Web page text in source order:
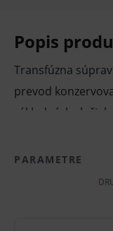
Popis
Transfúzna
prevod
základných
pacienta.
zavzdušňovacom
kvapiek dosť.
PARAMETRE